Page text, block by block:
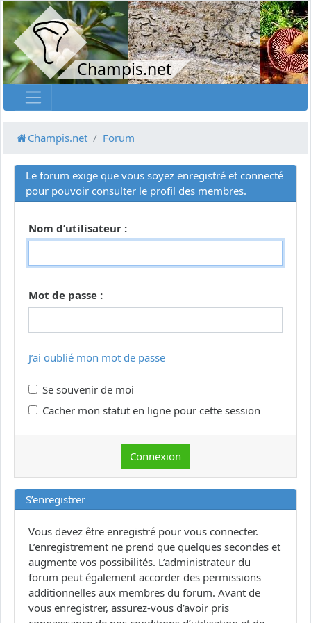
Champis.net
Champis.net Forum
Le forum exige que vous soyez enregistré et connecté
pour pouvoir consulter le profil des membres.
Nom d’utilisateur :
Mot de passe :
J’ai oublié mon mot de passe
Se souvenir de moi
Cacher mon statut en ligne pour cette session
S’enregistrer
Vous devez être enregistré pour vous connecter.
L’enregistrement ne prend que quelques secondes et
augmente vos possibilités. L’administrateur du
forum peut également accorder des permissions
additionnelles aux membres du forum. Avant de
vous enregistrer, assurez-vous d’avoir pris